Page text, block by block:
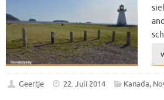
Geertje 22. Juli 2014 Kanada,